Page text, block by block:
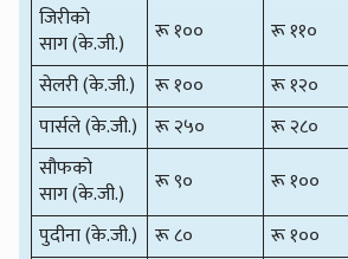
जिरीको
साग (के.जी.)
रू १०० रू ११०
सेलरी (के.जी.)
रू १०० रू १२०
पार्सले (के.जी.) रू २५० रू २८०
सौफको
साग (के.जी.)
रू ९० रू १००
पुदीना (के.जी.) रू ८० रू १००